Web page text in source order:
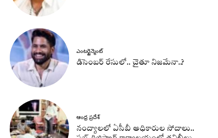
ఎంటర్టైన్మెంట్
డిసెంబర్ రేసులో.. చైతూ నిజమేనా..?
ఆంధ్ర ప్రదేశ్
నంద్యాలలో ఏసీబీ అధికారుల సోదాలు..